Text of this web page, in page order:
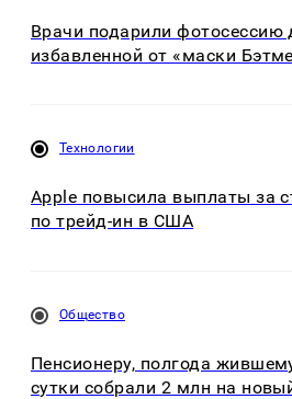
Врачи подарили фотосессию
избавленной от «маски
Технологии
Apple повысила выплаты за
по трейд-ин в США
Общество
Пенсионеру, полгода
сутки собрали 2 млн на